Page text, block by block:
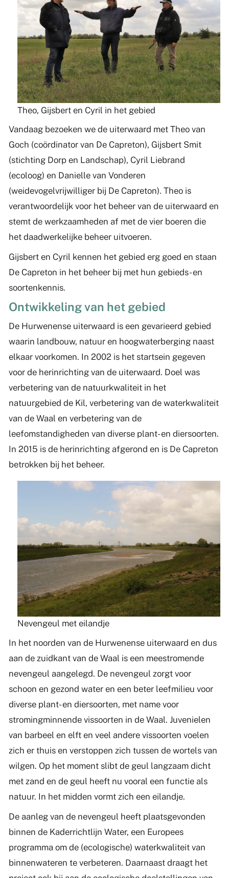
Theo, Gijsbert en Cyril in het gebied
Vandaag bezoeken we de uiterwaard met Theo van
Goch (coördinator van De Capreton), Gijsbert Smit
(stichting Dorp en Landschap), Cyril Liebrand
(ecoloog) en Danielle van Vonderen
(weidevogelvrijwilliger bij De Capreton). Theo is
verantwoordelijk voor het beheer van de uiterwaard en
stemt de werkzaamheden af met de vier boeren die
het daadwerkelijke beheer uitvoeren.
Gijsbert en Cyril kennen het gebied erg goed en staan
De Capreton in het beheer bij met hun gebieds- en
soortenkennis.
Ontwikkeling van het gebied
De Hurwenense uiterwaard is een gevarieerd gebied
waarin landbouw, natuur en hoogwaterberging naast
elkaar voorkomen. In 2002 is het startsein gegeven
voor de herinrichting van de uiterwaard. Doel was
verbetering van de natuurkwaliteit in het
natuurgebied de Kil, verbetering van de waterkwaliteit
van de Waal en verbetering van de
leefomstandigheden van diverse plant- en diersoorten.
In 2015 is de herinrichting afgerond en is De Capreton
betrokken bij het beheer.
Nevengeul met eilandje
In het noorden van de Hurwenense uiterwaard en dus
aan de zuidkant van de Waal is een meestromende
nevengeul aangelegd. De nevengeul zorgt voor
schoon en gezond water en een beter leefmilieu voor
diverse plant- en diersoorten, met name voor
stromingminnende vissoorten in de Waal. Juvenielen
van barbeel en elft en veel andere vissoorten voelen
zich er thuis en verstoppen zich tussen de wortels van
wilgen. Op het moment slibt de geul langzaam dicht
met zand en de geul heeft nu vooral een functie als
natuur. In het midden vormt zich een eilandje.
De aanleg van de nevengeul heeft plaatsgevonden
binnen de Kaderrichtlijn Water, een Europees
programma om de (ecologische) waterkwaliteit van
binnenwateren te verbeteren. Daarnaast draagt het